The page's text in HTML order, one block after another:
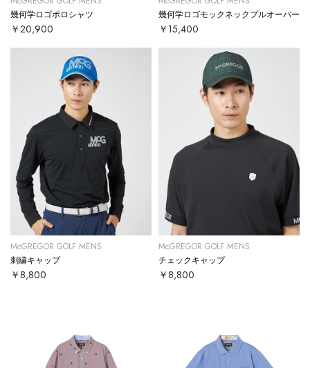
幾何学ロゴポロシャツ
￥20,900
幾何学ロゴモックネックプルオーバー
￥15,400
McGREGOR GOLF MENS
刺繍キャップ
￥8,800
McGREGOR GOLF MENS
チェックキャップ
￥8,800